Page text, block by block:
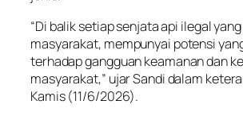
“Di balik setiap senjata api ilegal
masyarakat, mempunyai potensi
terhadap gangguan keamanan dan
masyarakat,” ujar Sandi dalam
Kamis (11/6/2026).